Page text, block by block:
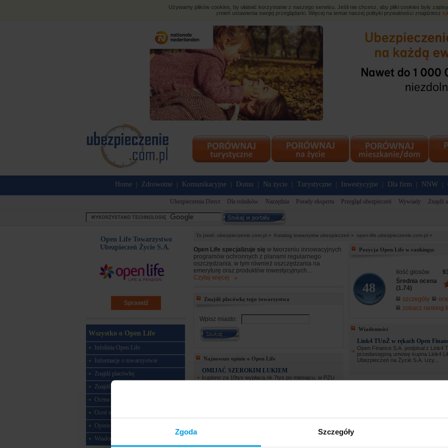
Zgoda Szczegóły
Używamy plików cookies, by ułatwić korzystanie z naszego serwisu. Jeśli nie chcesz, aby pliki cookies były
zmień ustawienia swojej przeglądarki. Więcej na temat naszej polityki prywatności znajdziesz
Home Zdrowotne Komunikacyjne Domu Na życie Turystyczne Inwestycyjne Dla firm NNW
Ubezpieczenia Direct Dla rolników Narzędzia Porady eksperta Przegląd ubezpieczeń Wywiady Znajdź
Open Life Towarzystwo
Ubezpieczeń Życie S.A.
Sprawdź
Wszystko o Open Life
Infolinia Open Life
Informacje o towarzystwie
Znajdź placówkę
Znajdź agenta
Ocena w rankingu
Oceń towarzystwo
Opinie o towarzystwie
Wiadomości
Tu jesteś: ubezpieczenie.com.pl » Katalog towarzystw ubezpieczeń » open-life.ubezpieczenie.com.pl »
Open Life specjalizuje się w tworzeniu innowacyjnych
programów ochronnych z planami regularnego
oszczędzania, w tym również oszczędzania na
emeryturę oraz produktów inwestycyjnych...
Czytaj więcej
Znajdź placówkę tego towarzystwa
Wpisz miasto:
Najnowsze opinie o Open Life
OMIJAĆ SZEROKIM ŁUKIEM
kupione za 10tys wypłacą ok 7tys po miesiącu. w PZU
Pozycja Open Life w rankingu:
48
Ilość głosów
Średnia ocena
(1.74)
szczegóły
zobacz ranking
Wiadomości
Link4 TUnŻ w rękach Open
Open Finance S.A. podpisał z Link4
przedwstępną umowę kupna Link4
Ubezpieczeń na Życie S.A. Uzy...
Ubezpieczenie
ubezpieczenie pod